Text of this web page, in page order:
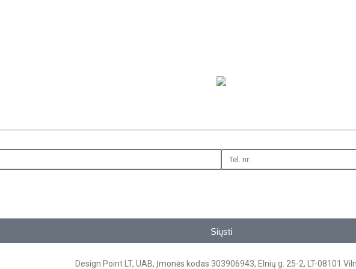
Siųsti
Design Point LT, UAB, Įmonės kodas 303906943, Elnių g. 25-2, LT-08101